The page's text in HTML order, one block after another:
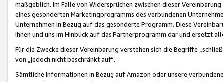
maßgeblich. Im Falle von Widersprüchen zwischen dieser
eines gesonderten Marketingprogramms des verbundenen
Unternehmen in Bezug auf das gesonderte Programm. Diese
Ihnen und uns im Hinblick auf das Partnerprogramm dar und ersetzt
Für die Zwecke dieser Vereinbarung verstehen sich die Begriffe
von „jedoch nicht beschränkt auf“.
Sämtliche Informationen in Bezug auf Amazon oder unsere